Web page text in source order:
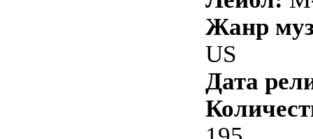
Жанр
US
Дата